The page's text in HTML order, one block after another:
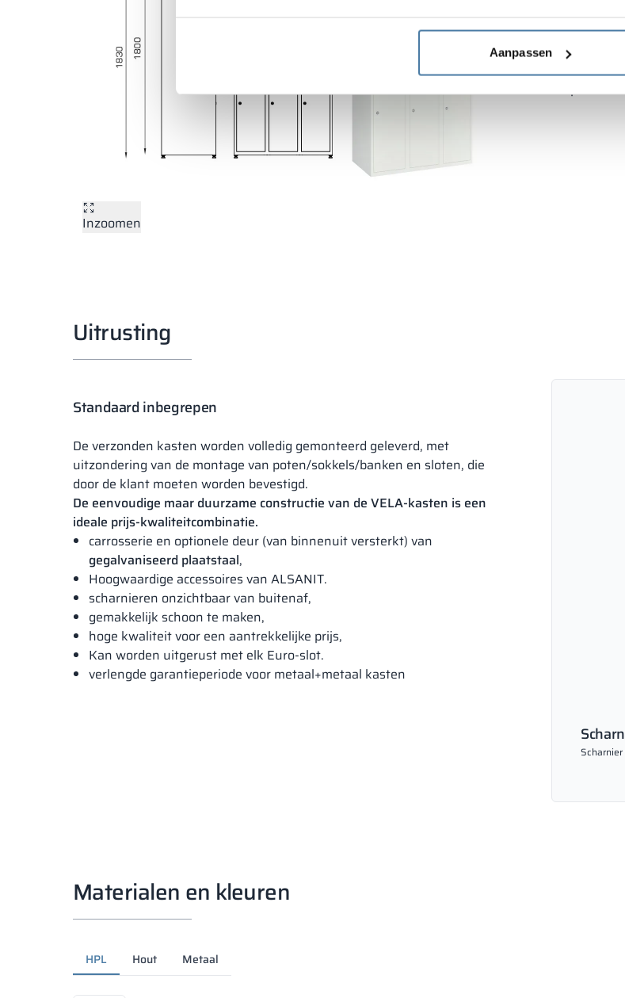
Aanpassen
Inzoomen
Metalen
Hoogte van
1800 mm
Breedte
Uitrusting
Standaard inbegrepen
De verzonden kasten worden volledig gemonteerd geleverd, met
uitzondering van de montage van poten/sokkels/banken en sloten, die
door de klant moeten worden bevestigd.
De eenvoudige maar duurzame constructie van de VELA-kasten is een
ideale prijs-kwaliteitcombinatie.
carrosserie en optionele deur (van binnenuit versterkt) van
gegalvaniseerd plaatstaal,
Hoogwaardige accessoires van ALSANIT.
scharnieren onzichtbaar van buitenaf,
gemakkelijk schoon te maken,
hoge kwaliteit voor een aantrekkelijke prijs,
Kan worden uitgerust met elk Euro-slot.
verlengde garantieperiode voor metaal+metaal kasten
Scharnier
Materialen en kleuren
HPL Hout Metaal